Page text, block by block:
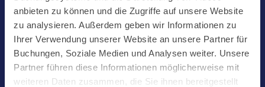
anbieten zu können und die Zugriffe auf unsere Website
zu analysieren. Außerdem geben wir Informationen zu
Ihrer Verwendung unserer Website an unsere Partner für
Buchungen, Soziale Medien und Analysen weiter. Unsere
Partner führen diese Informationen möglicherweise mit
weiteren Daten zusammen, die Sie ihnen bereitgestellt
Aktuelles
Kloster
Klosterbetriebe
Spenden